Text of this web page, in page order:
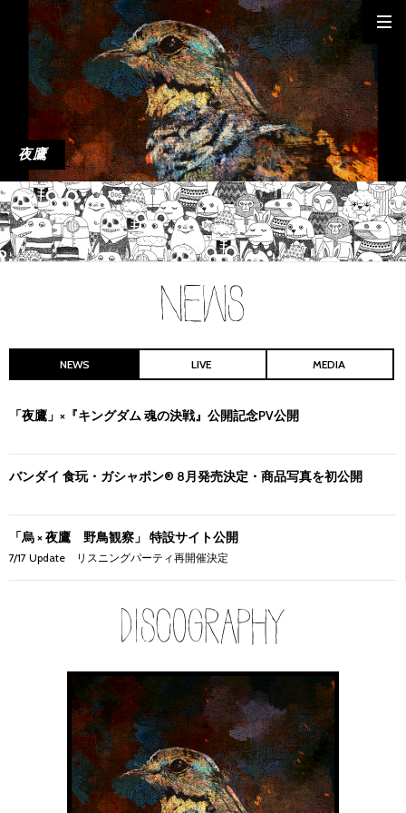
夜鷹
NEWS LIVE MEDIA
「夜鷹」×『キングダム 魂の決戦』公開記念PV公開
バンダイ 食玩・ガシャポン® 8月発売決定・商品写真を初公開
「烏 × 夜鷹 野鳥観察」 特設サイト公開
7/17 Update リスニングパーティ再開催決定